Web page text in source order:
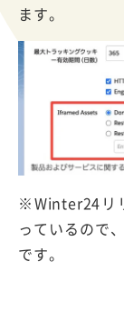
ます。
※Winter24リ
っているので
です。